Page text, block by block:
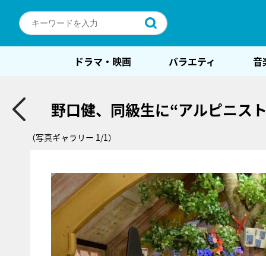
ドラマ・映画 バラエティ 音
野口健、同級生に“アルピニス
（写真ギャラリー 1/1）